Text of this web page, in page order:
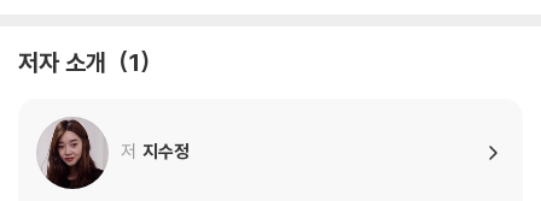
훈민정음 자음 + 모음
훈민정음 가-하
자음과 모음 변형
저자 소개 1
저 지수정